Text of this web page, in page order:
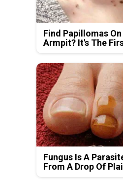
Find Papillomas
Armpit? It's The
Fungus Is A
From A Drop Of